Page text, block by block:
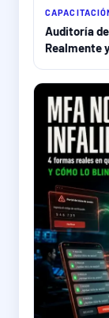
Auditoría
Realmente